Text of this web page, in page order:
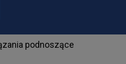
podnoszące